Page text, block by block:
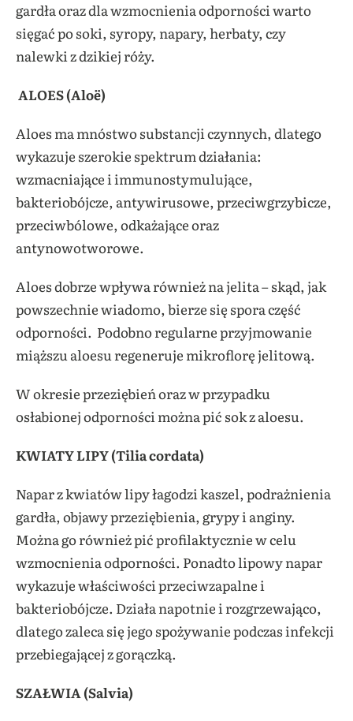
gardła oraz dla wzmocnienia odporności warto
sięgać po soki, syropy, napary, herbaty, czy
nalewki z dzikiej róży.
ALOES (Aloë)
Aloes ma mnóstwo substancji czynnych, dlatego
wykazuje szerokie spektrum działania:
wzmacniające i immunostymulujące,
bakteriobójcze, antywirusowe, przeciwgrzybicze,
przeciwbólowe, odkażające oraz
antynowotworowe.
Aloes dobrze wpływa również na jelita – skąd, jak
powszechnie wiadomo, bierze się spora część
odporności. Podobno regularne przyjmowanie
miąższu aloesu regeneruje mikroflorę jelitową.
W okresie przeziębień oraz w przypadku
osłabionej odporności można pić sok z aloesu.
KWIATY LIPY (Tilia cordata)
Napar z kwiatów lipy łagodzi kaszel, podrażnienia
gardła, objawy przeziębienia, grypy i anginy.
Można go również pić profilaktycznie w celu
wzmocnienia odporności. Ponadto lipowy napar
wykazuje właściwości przeciwzapalne i
bakteriobójcze. Działa napotnie i rozgrzewająco,
dlatego zaleca się jego spożywanie podczas infekcji
przebiegającej z gorączką.
SZAŁWIA (Salvia)